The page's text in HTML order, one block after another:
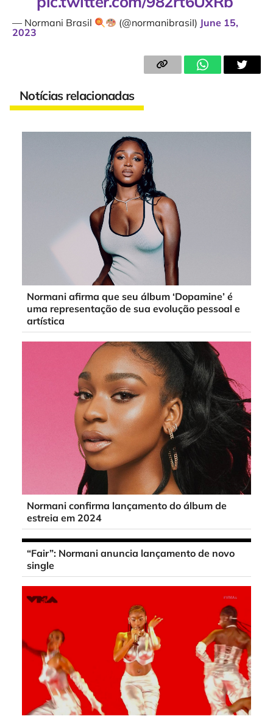
— Normani Brasil (@normanibrasiI) June 15,
2023
Notícias relacionadas
Normani afirma que seu álbum ‘Dopamine’ é
uma representação de sua evolução pessoal e
artística
Normani confirma lançamento do álbum de
estreia em 2024
“Fair”: Normani anuncia lançamento de novo
single